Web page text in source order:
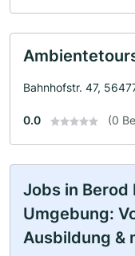
Bahnhofstr. 47,
0.0 (0
Jobs in Berod
Umgebung:
Ausbildung &